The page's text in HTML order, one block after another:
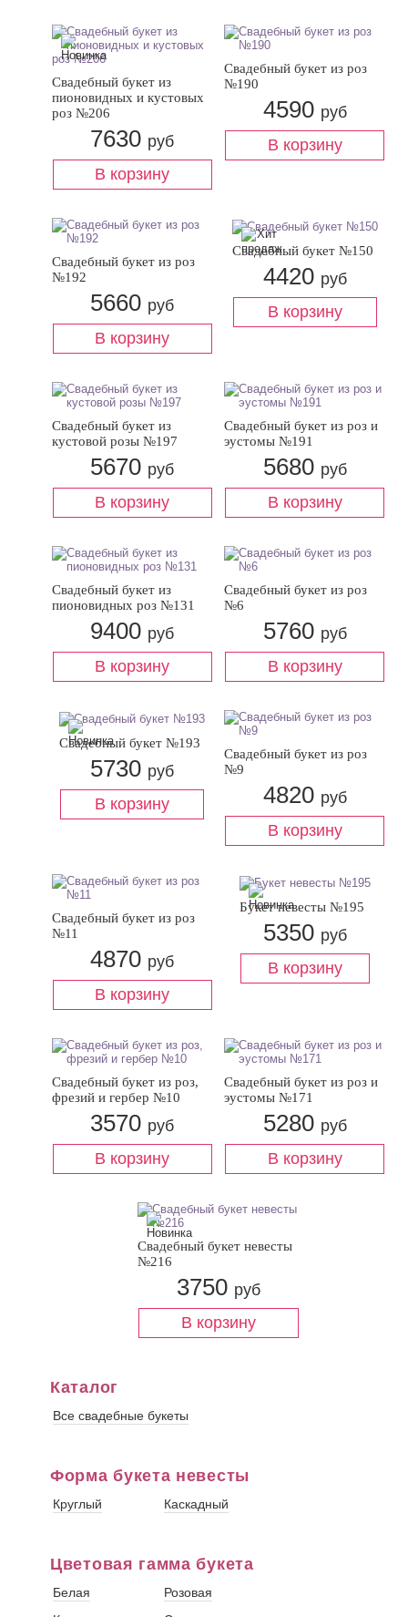
Свадебный букет из
пионовидных и кустовых
роз №206
7630 руб
Свадебный букет из роз
№190
4590 руб
Свадебный букет из роз
№192
5660 руб
Свадебный букет №150
4420 руб
Свадебный букет из
кустовой розы №197
5670 руб
Свадебный букет из роз и
эустомы №191
5680 руб
Свадебный букет из
пионовидных роз №131
9400 руб
Свадебный букет из роз
№6
5760 руб
Свадебный букет №193
5730 руб
Свадебный букет из роз
№9
4820 руб
Свадебный букет из роз
№11
4870 руб
Букет невесты №195
5350 руб
Свадебный букет из роз,
фрезий и гербер №10
3570 руб
Свадебный букет из роз и
эустомы №171
5280 руб
Свадебный букет невесты
№216
3750 руб
Каталог
Все свадебные букеты
Форма букета невесты
Круглый Каскадный
Цветовая гамма букета
Белая
Розовая